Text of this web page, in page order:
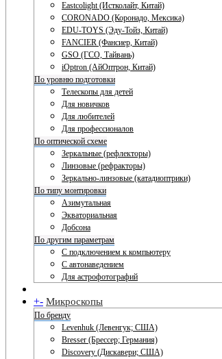
Eastcolight (Истколайт, Китай)
CORONADO (Коронадо, Мексика)
EDU-TOYS (Эду-Тойз, Китай)
FANCIER (Фансиер, Китай)
GSO (ГСО, Тайвань)
iOptron (АйОптрон, Китай)
По уровню подготовки
Телескопы для детей
Для новичков
Для любителей
Для профессионалов
По оптической схеме
Зеркальные (рефлекторы)
Линзовые (рефракторы)
Зеркально-линзовые (катадиоптрики)
По типу монтировки
Азимутальная
Экваториальная
Добсона
По другим параметрам
С подключением к компьютеру
С автонаведением
Для астрофотографий
+- Микроскопы
По бренду
Levenhuk (Левенгук; США)
Bresser (Брессер; Германия)
Discovery (Дискавери; США)